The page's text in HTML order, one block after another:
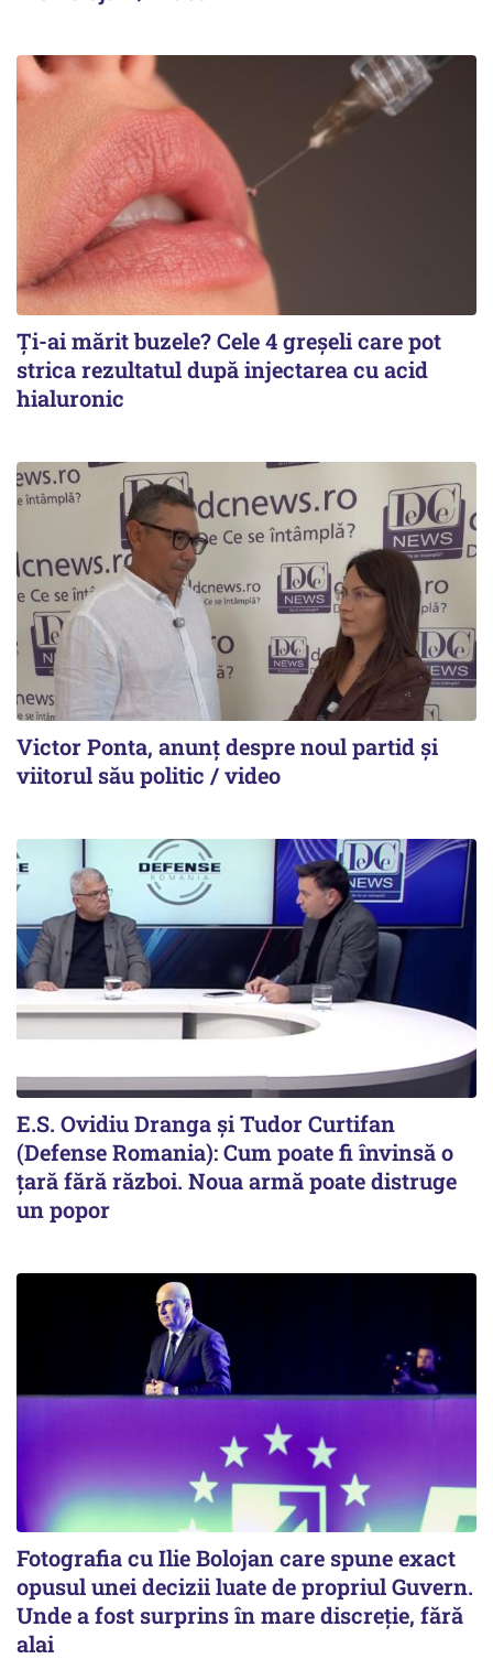
Ți-ai mărit buzele? Cele 4 greșeli care pot
strica rezultatul după injectarea cu acid
hialuronic
Victor Ponta, anunț despre noul partid și
viitorul său politic / video
E.S. Ovidiu Dranga și Tudor Curtifan
(Defense Romania): Cum poate fi învinsă o
țară fără război. Noua armă poate distruge
un popor
Fotografia cu Ilie Bolojan care spune exact
opusul unei decizii luate de propriul Guvern.
Unde a fost surprins în mare discreție, fără
alai